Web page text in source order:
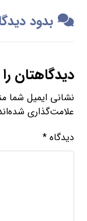
بدود
دیدگاهتان
نشانی ایمیل شما
علامت‌گذاری
دیدگاه*